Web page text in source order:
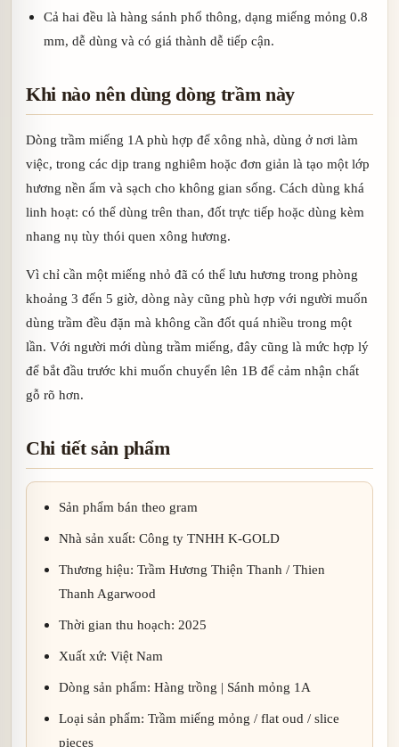
Cả hai đều là hàng sánh phổ thông, dạng miếng mỏng 0.8
mm, dễ dùng và có giá thành dễ tiếp cận.
Khi nào nên dùng dòng trầm này
Dòng trầm miếng 1A phù hợp để xông nhà, dùng ở nơi làm
việc, trong các dịp trang nghiêm hoặc đơn giản là tạo một lớp
hương nền ấm và sạch cho không gian sống. Cách dùng khá
linh hoạt: có thể dùng trên than, đốt trực tiếp hoặc dùng kèm
nhang nụ tùy thói quen xông hương.
Vì chỉ cần một miếng nhỏ đã có thể lưu hương trong phòng
khoảng 3 đến 5 giờ, dòng này cũng phù hợp với người muốn
dùng trầm đều đặn mà không cần đốt quá nhiều trong một
lần. Với người mới dùng trầm miếng, đây cũng là mức hợp lý
để bắt đầu trước khi muốn chuyển lên 1B để cảm nhận chất
gỗ rõ hơn.
Chi tiết sản phẩm
Sản phẩm bán theo gram
Nhà sản xuất: Công ty TNHH K-GOLD
Thương hiệu: Trầm Hương Thiện Thanh / Thien
Thanh Agarwood
Thời gian thu hoạch: 2025
Xuất xứ: Việt Nam
Dòng sản phẩm: Hàng trồng | Sánh mỏng 1A
Loại sản phẩm: Trầm miếng mỏng / flat oud / slice
pieces